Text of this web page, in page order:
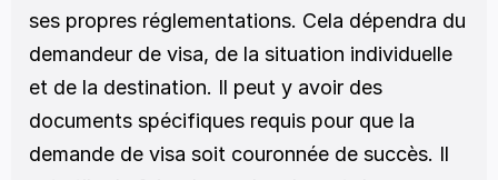
ses propres réglementations. Cela dépendra du
demandeur de visa, de la situation individuelle
et de la destination. Il peut y avoir des
documents spécifiques requis pour que la
demande de visa soit couronnée de succès. Il